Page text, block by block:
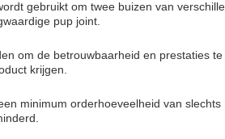
gebruikt om twee buizen van
pup joint.
om de betrouwbaarheid en prestaties
krijgen.
minimum orderhoeveelheid van